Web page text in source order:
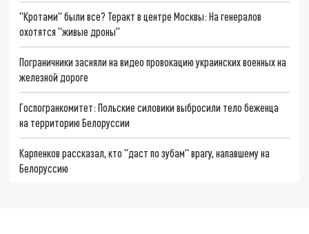
"Кротами" были все? Теракт в центре Москвы: На генералов
охотятся "живые дроны"
Пограничники засняли на видео провокацию украинских военных на
железной дороге
Госпогранкомитет: Польские силовики выбросили тело беженца
на территорию Белоруссии
Карпенков рассказал, кто "даст по зубам" врагу, напавшему на
Белоруссию